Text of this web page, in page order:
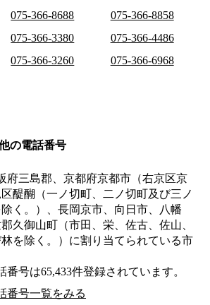
075-366-8688
075-366-8858
075-366-3380
075-366-4486
075-366-3260
075-366-6968
の電話番号
府三島郡、京都府京都市（右京区京
醍醐（一ノ切町、二ノ切町及び三ノ
く。）、長岡京市、向日市、八幡
久御山町（市田、栄、佐古、佐山、
を除く。） に割り当てられている市
番号は65,433件登録されています。
番号一覧をみる